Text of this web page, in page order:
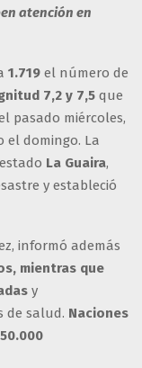
atención en
1.719 el número de
7,2 y 7,5 que
pasado miércoles,
domingo. La
La Guaira,
y estableció
informó además
mientras que
y
de salud. Naciones